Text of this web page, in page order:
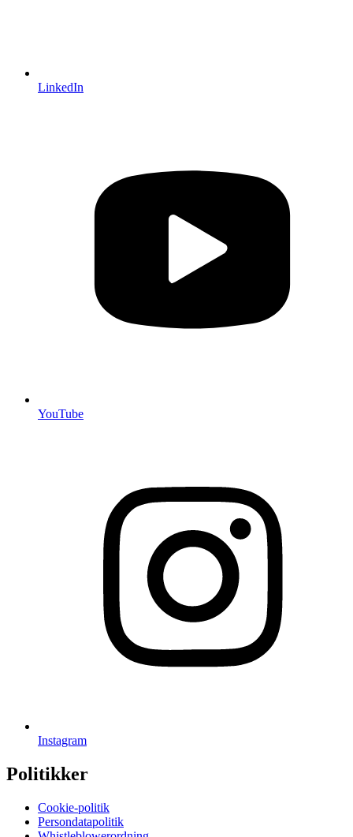
LinkedIn
YouTube
Instagram
Politikker
Cookie-politik
Persondatapolitik